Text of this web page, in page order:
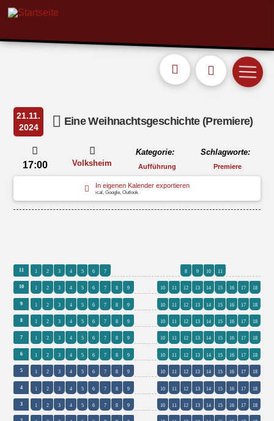
21.11.
2024
Eine Weihnachtsgeschichte (Premiere)
17:00 Volksheim
Kategorie:
Aufführung
Schlagworte:
Premiere
In eigenen Kalender exportieren
ical, Google, Outlook
11 1 2 3 4 5 6 7 8 9 10 11
10 1 2 3 4 5 6 7 8 9 10 11 12 13 14 15 16 17 18
9 1 2 3 4 5 6 7 8 9 10 11 12 13 14 15 16 17 18
8 1 2 3 4 5 6 7 8 9 10 11 12 13 14 15 16 17 18
7 1 2 3 4 5 6 7 8 9 10 11 12 13 14 15 16 17 18
6 1 2 3 4 5 6 7 8 9 10 11 12 13 14 15 16 17 18
5 1 2 3 4 5 6 7 8 9 10 11 12 13 14 15 16 17 18
4 1 2 3 4 5 6 7 8 9 10 11 12 13 14 15 16 17 18
3 1 2 3 4 5 6 7 8 9 10 11 12 13 14 15 16 17 18